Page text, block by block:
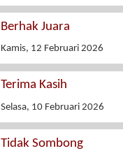
Berhak Juara
Kamis, 12 Februari 2026
Terima Kasih
Selasa, 10 Februari 2026
Tidak Sombong